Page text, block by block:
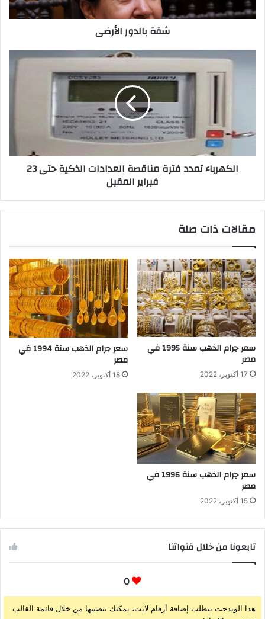
شقة بالدور الأرضى
الكهرباء تمدد فترة مناقصة العدادات الذكية حتى 23
فبراير المقبل
مقالات ذات صلة
سعر جرام الذهب سنة 1995 في
مصر
17 أكتوبر، 2022
سعر جرام الذهب سنة 1994 في
مصر
18 أكتوبر، 2022
سعر جرام الذهب سنة 1996 في
مصر
15 أكتوبر، 2022
تابعونا من خلال قنواتنا
0
هذا الويدجت يتطلب إضافة أرقام لايت، يمكنك تنصيبها من خلال قائمة القالب